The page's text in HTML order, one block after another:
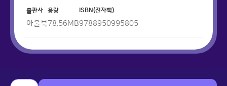
출판사
아울북
용량
78.56MB
ISBN(전자책)
9788950995805